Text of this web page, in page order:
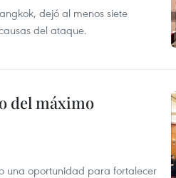
dejó al menos siete
del ataque.
del máximo
una oportunidad para fortalecer